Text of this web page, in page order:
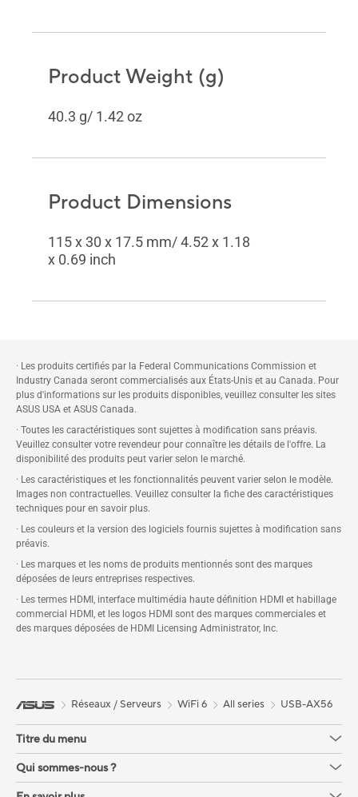
Product Weight (g)
40.3 g/ 1.42 oz
Product Dimensions
115 x 30 x 17.5 mm/ 4.52 x 1.18
x 0.69 inch
· Les produits certifiés par la Federal Communications Commission et
Industry Canada seront commercialisés aux États-Unis et au Canada. Pour
plus d'informations sur les produits disponibles, veuillez consulter les sites
ASUS USA et ASUS Canada.
· Toutes les caractéristiques sont sujettes à modification sans préavis.
Veuillez consulter votre revendeur pour connaître les détails de l'offre. La
disponibilité des produits peut varier selon le marché.
· Les caractéristiques et les fonctionnalités peuvent varier selon le modèle.
Images non contractuelles. Veuillez consulter la fiche des caractéristiques
techniques pour en savoir plus.
· Les couleurs et la version des logiciels fournis sujettes à modification sans
préavis.
· Les marques et les noms de produits mentionnés sont des marques
déposées de leurs entreprises respectives.
· Les termes HDMI, interface multimédia haute définition HDMI et habillage
commercial HDMI, et les logos HDMI sont des marques commerciales et
des marques déposées de HDMI Licensing Administrator, Inc.
Réseaux / Serveurs WiFi 6 All series USB-AX56
Titre du menu
Qui sommes-nous ?